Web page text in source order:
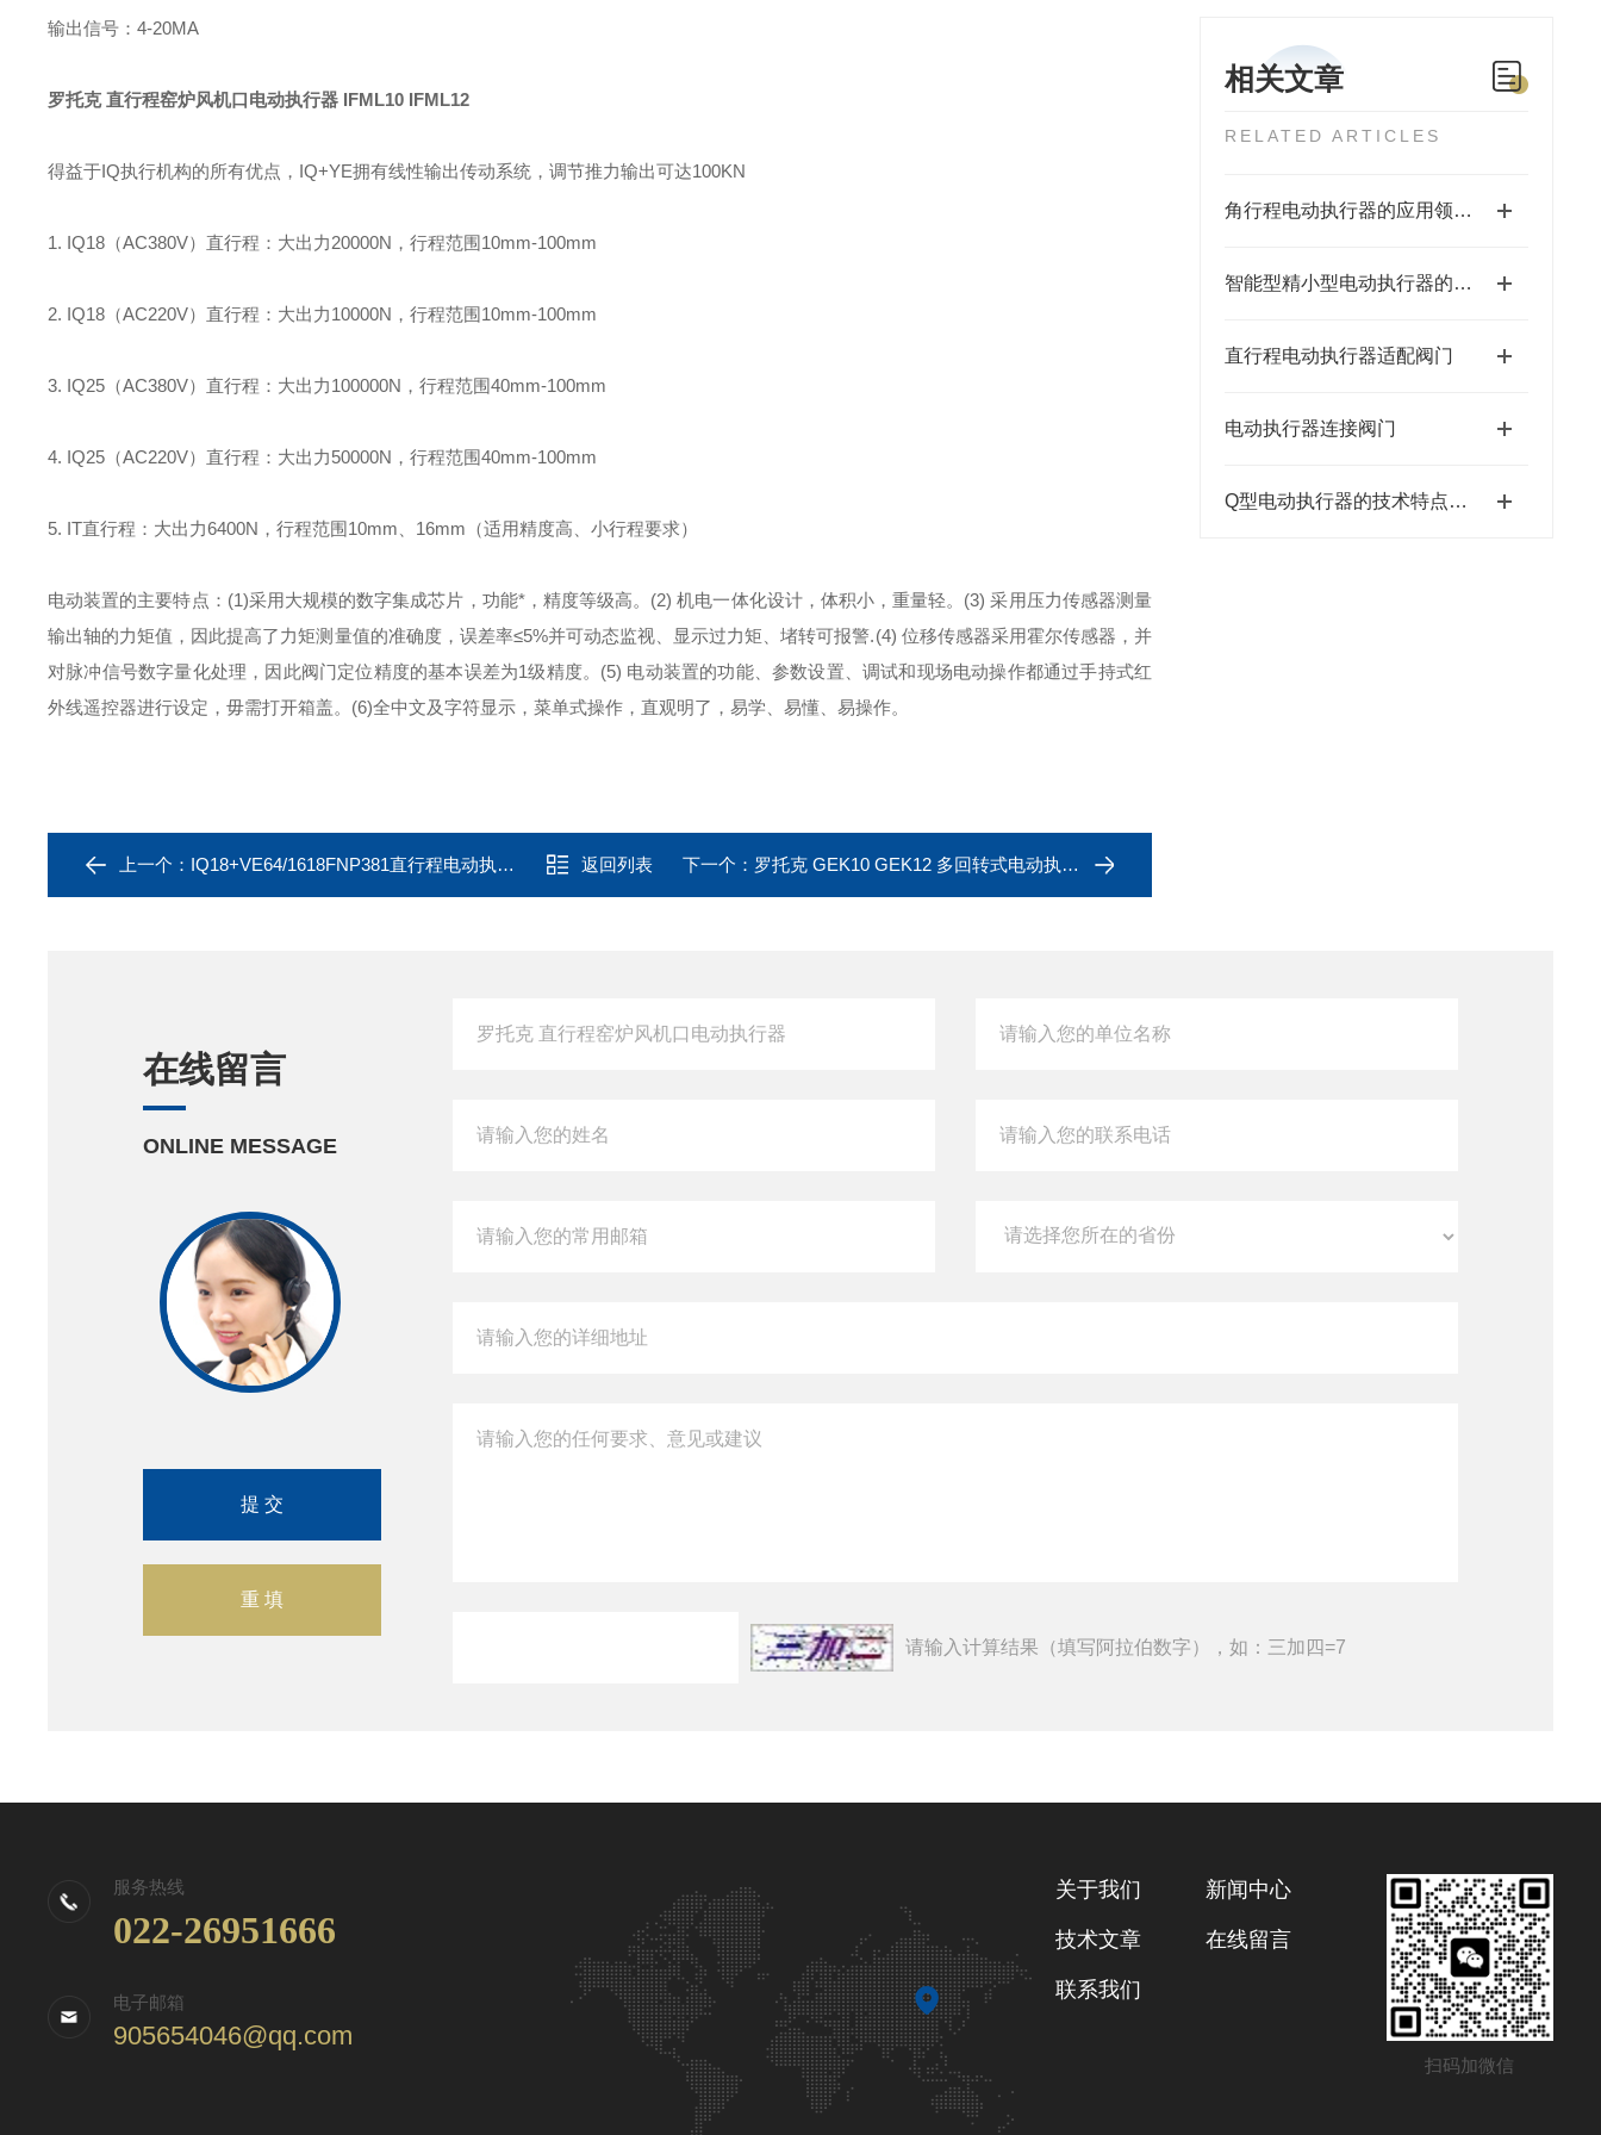
相关文章
RELATED ARTICLES
角行程电动执行器的应用领域以及使用维护事项说明
智能型精小型电动执行器的特点
直行程电动执行器适配阀门
电动执行器连接阀门
Q型电动执行器的技术特点与行业应用
输出信号：4-20MA
罗托克 直行程窑炉风机口电动执行器 IFML10 IFML12
得益于IQ执行机构的所有优点，IQ+YE拥有线性输出传动系统，调节推力输出可达100KN
1. IQ18（AC380V）直行程：大出力20000N，行程范围10mm-100mm
2. IQ18（AC220V）直行程：大出力10000N，行程范围10mm-100mm
3. IQ25（AC380V）直行程：大出力100000N，行程范围40mm-100mm
4. IQ25（AC220V）直行程：大出力50000N，行程范围40mm-100mm
5. IT直行程：大出力6400N，行程范围10mm、16mm（适用精度高、小行程要求）
电动装置的主要特点： (1)采用大规模的数字集成芯片，功能*，精度等级高。 (2)机电一体化设计，体积小，重量轻。 (3)采用压力传感器测量
输出轴的力矩值，因此提高了力矩测量值的准确度，误差率≤5%并可动态监视、显示过力矩、堵转可报警.(4) 位移传感器采用霍尔传感器，并
对脉冲信号数字量化处理，因此阀门定位精度的基本误差为1级精度。 (5) 电动装置的功能、参数设置、调试和现场电动操作都通过手持式红
外线遥控器进行设定，毋需打开箱盖。 (6)全中文及字符显示，菜单式操作，直观明了，易学、易懂、易操作。
上一个： IQ18+VE64/1618FNP381直行程电动执行器 返回列表 下一个： 罗托克 GEK10 GEK12 多回转式电动执行机构
在线留言
ONLINE MESSAGE
请输入计算结果（填写阿拉伯数字），如：三加四=7
服务热线
022-26951666
电子邮箱
905654046@qq.com
扫码加微信
关于我们 新闻中心
技术文章 在线留言
联系我们